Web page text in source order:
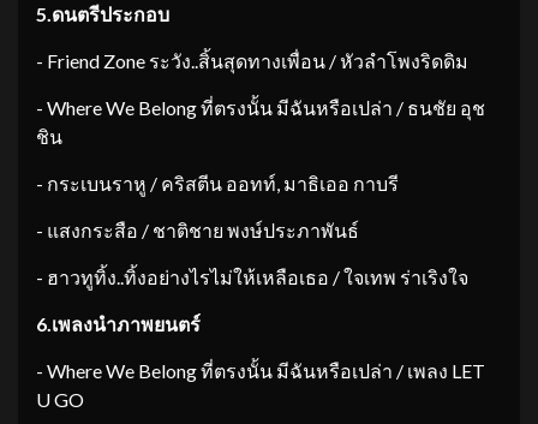
5. ดนตรีประกอบ
​- Friend Zone ระวัง..สิ้นสุดทางเพื่อน / หัวลำโพงริดดิม
​- Where We Belong ที่ตรงนั้น มีฉันหรือเปล่า / ธนชัย อุช
ชิน
​- กระเบนราหู / คริสตีน ออทท์, มาธิเออ กาบรี
​- แสงกระสือ / ชาติชาย พงษ์ประภาพันธ์
​- ฮาวทูทิ้ง..ทิ้งอย่างไรไม่ให้เหลือเธอ / ใจเทพ ร่าเริงใจ
6. เพลงนำภาพยนตร์
​- Where We Belong ที่ตรงนั้น มีฉันหรือเปล่า / เพลง LET
U GO